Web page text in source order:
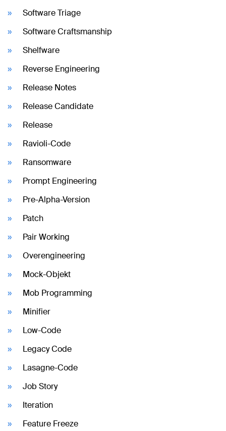
Software Triage
Software Craftsmanship
Shelfware
Reverse Engineering
Release Notes
Release Candidate
Release
Ravioli-Code
Ransomware
Prompt Engineering
Pre-Alpha-Version
Patch
Pair Working
Overengineering
Mock-Objekt
Mob Programming
Minifier
Low-Code
Legacy Code
Lasagne-Code
Job Story
Iteration
Feature Freeze